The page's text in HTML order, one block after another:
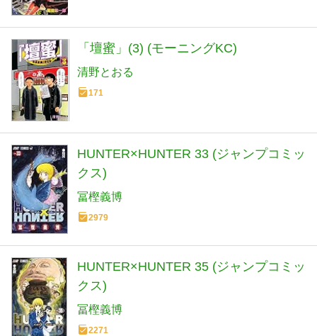
「壇蜜」(3) (モーニングKC)
清野とおる
171
HUNTER×HUNTER 33 (ジャンプコミッ
クス)
冨樫義博
2979
HUNTER×HUNTER 35 (ジャンプコミッ
クス)
冨樫義博
2271